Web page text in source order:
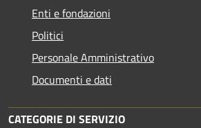
Enti e fondazioni
Politici
Personale Amministrativo
Documenti e dati
CATEGORIE DI SERVIZIO